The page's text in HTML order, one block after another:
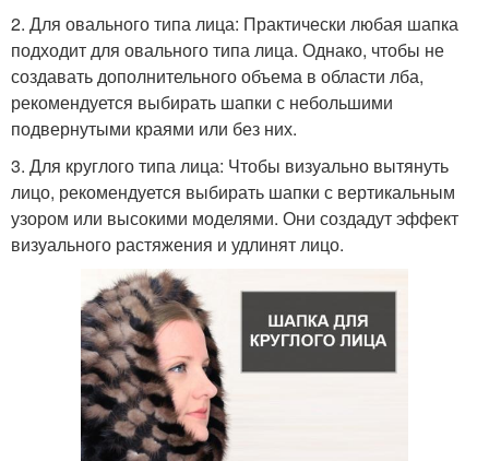
2. Для овального типа лица: Практически любая шапка
подходит для овального типа лица. Однако, чтобы не
создавать дополнительного объема в области лба,
рекомендуется выбирать шапки с небольшими
подвернутыми краями или без них.
3. Для круглого типа лица: Чтобы визуально вытянуть
лицо, рекомендуется выбирать шапки с вертикальным
узором или высокими моделями. Они создадут эффект
визуального растяжения и удлинят лицо.